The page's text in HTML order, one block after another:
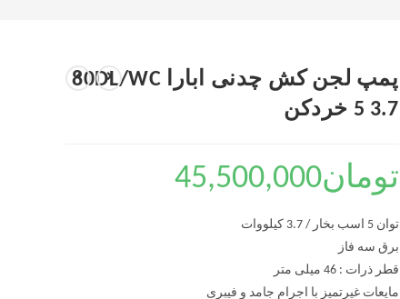
پمپ لجن کش چدنی ابارا 80DL/WC
5 3.7 خردکن
تومان45,500,000
توان 5 اسب بخار / 3.7 کیلووات
برق سه فاز
قطر ذرات : 46 میلی متر
مایعات غیرتمیز با اجرام جامد و فیبری